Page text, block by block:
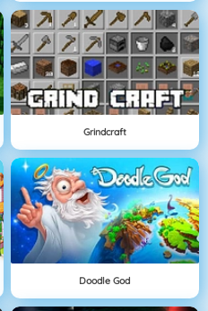
Grindcraft
Doodle God